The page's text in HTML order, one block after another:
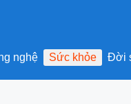
nghệ Sức khỏe Đời